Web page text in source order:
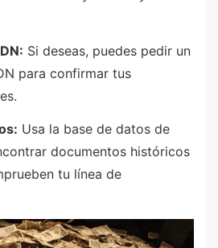
Si deseas, puedes pedir un
para confirmar tus
Usa la base de datos de
documentos históricos
tu línea de